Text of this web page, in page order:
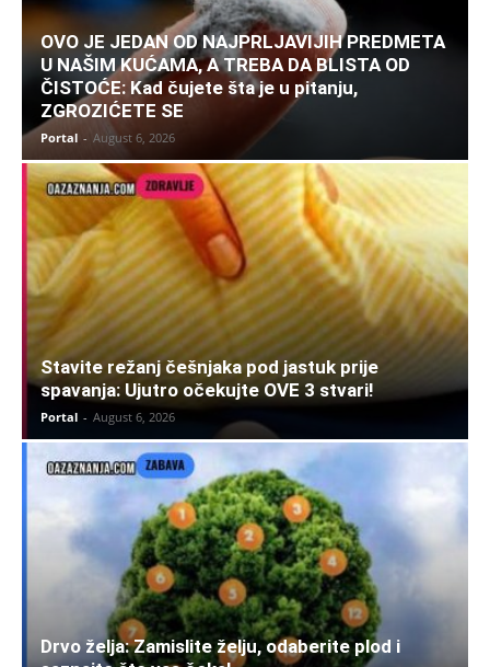
OVO JE JEDAN OD NAJPRLJAVIJIH PREDMETA
U NAŠIM KUĆAMA, A TREBA DA BLISTA OD
ČISTOĆE: Kad čujete šta je u pitanju,
ZGROZIĆETE SE
Portal - August 6, 2026
Stavite režanj češnjaka pod jastuk prije
spavanja: Ujutro očekujte OVE 3 stvari!
Portal - August 6, 2026
Drvo želja: Zamislite želju, odaberite plod i